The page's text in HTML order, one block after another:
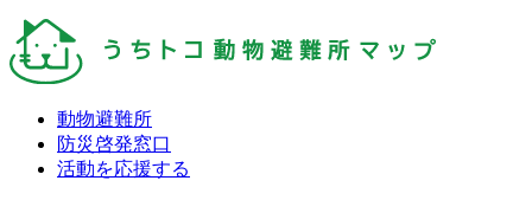
動物避難所
防災啓発窓口
活動を応援する